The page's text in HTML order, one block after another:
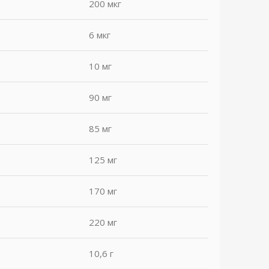
200 мкг
6 мкг
10 мг
90 мг
85 мг
125 мг
170 мг
220 мг
10,6 г